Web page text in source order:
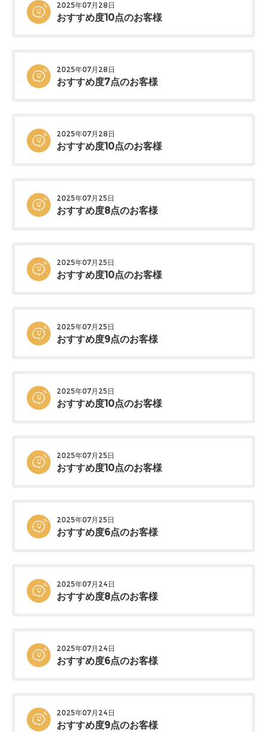
2025年07月28日
おすすめ度10点のお客様
2025年07月28日
おすすめ度7点のお客様
2025年07月28日
おすすめ度10点のお客様
2025年07月25日
おすすめ度8点のお客様
2025年07月25日
おすすめ度10点のお客様
2025年07月25日
おすすめ度9点のお客様
2025年07月25日
おすすめ度10点のお客様
2025年07月25日
おすすめ度10点のお客様
2025年07月25日
おすすめ度6点のお客様
2025年07月24日
おすすめ度8点のお客様
2025年07月24日
おすすめ度6点のお客様
2025年07月24日
おすすめ度9点のお客様